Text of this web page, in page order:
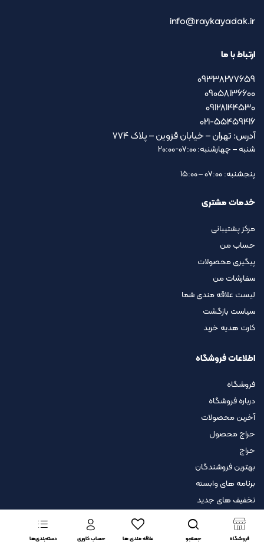
info@raykayadak.ir
ارتباط با ما
09338277659
09058136600
09128144530
021-55459416
آدرس: تهران – خیابان قزوین – پلاک ۷۷۴
شنبه – چهارشنبه: 07:00-20:00
پنجشنبه: 07:00 – 15:00
خدمات مشتری
مرکز پشتیبانی
حساب من
پیگیری محصولات
سفارشات من
لیست علاقه مندی شما
سیاست بازگشت
کارت هدیه خرید
اطلاعات فروشگاه
فروشگاه
درباره فروشگاه
آخرین محصولات
حراج محصول
حراج
بهترین فروشندگان
برنامه های وابسته
تخفیف های جدید
فروشگاه جستجو علاقه مندی ها حساب کاربری دسته‌بندی‌ها